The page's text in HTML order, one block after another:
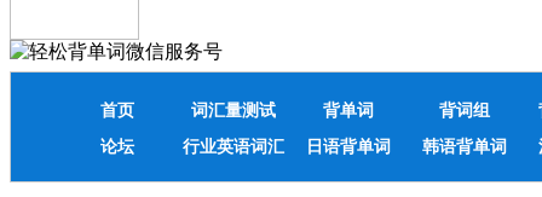
首页 词汇量测试 背单词 背词组
论坛
行业英语词汇 日语背单词 韩语背单词